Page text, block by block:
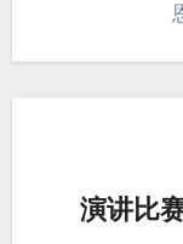
演讲比